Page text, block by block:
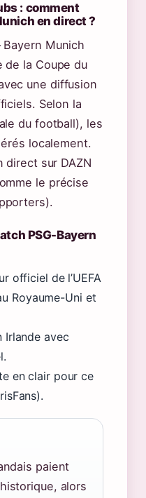
: comment
en direct ?
Bayern Munich
de la Coupe du
une diffusion
Selon la
du football), les
localement.
direct sur DAZN
le précise
PSG-Bayern
officiel de l’UEFA
Royaume-Uni et
Irlande avec
en clair pour ce
paient
alors